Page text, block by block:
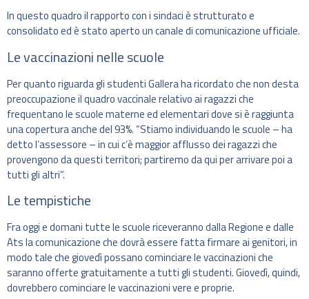
In questo quadro il rapporto con i sindaci è strutturato e
consolidato ed è stato aperto un canale di comunicazione ufficiale.
Le vaccinazioni nelle scuole
Per quanto riguarda gli studenti Gallera ha ricordato che non desta
preoccupazione il quadro vaccinale relativo ai ragazzi che
frequentano le scuole materne ed elementari dove si è raggiunta
una copertura anche del 93%. “Stiamo individuando le scuole – ha
detto l’assessore – in cui c’è maggior afflusso dei ragazzi che
provengono da questi territori; partiremo da qui per arrivare poi a
tutti gli altri”.
Le tempistiche
Fra oggi e domani tutte le scuole riceveranno dalla Regione e dalle
Ats la comunicazione che dovrà essere fatta firmare ai genitori, in
modo tale che giovedì possano cominciare le vaccinazioni che
saranno offerte gratuitamente a tutti gli studenti. Giovedì, quindi,
dovrebbero cominciare le vaccinazioni vere e proprie.